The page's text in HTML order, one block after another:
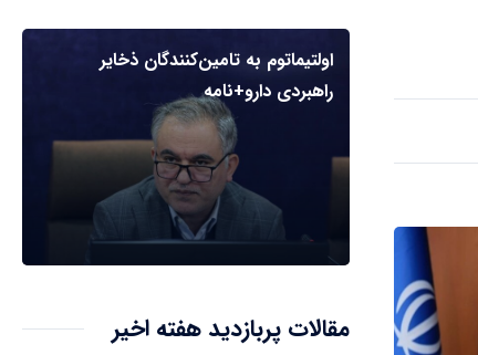
اولتیماتوم به تامین‌کنندگان ذخایر
راهبردی دارو+نامه
مقالات پربازدید هفته اخیر